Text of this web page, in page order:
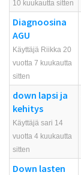
10 kuukautta sitten
Diagnoosina
AGU
Käyttäjä Riikka 20
vuotta 7 kuukautta
sitten
down lapsi ja
kehitys
Käyttäjä sari 14
vuotta 4 kuukautta
sitten
Down lasten